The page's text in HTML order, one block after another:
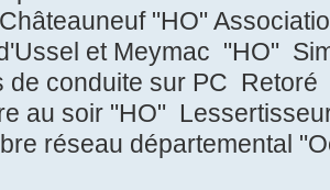
"HO"
et Meymac "HO"
de conduite sur PC Retoré
au soir "HO"
réseau départemental